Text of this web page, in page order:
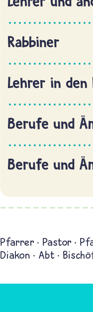
Rabbiner
Lehrer in den
Berufe und
Berufe und
Pfarrer Pastor
Diakon
Abt